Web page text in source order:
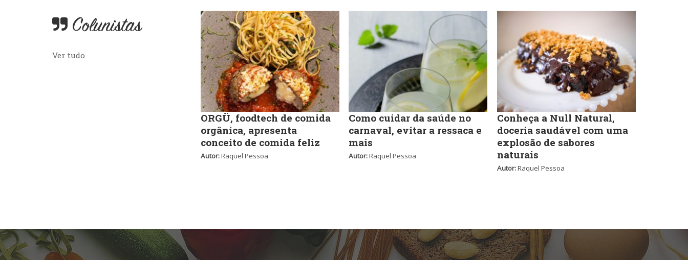
Colunistas
Ver tudo
ORGÜ, foodtech de comida
orgânica, apresenta
conceito de comida feliz
Autor:Raquel Pessoa
Como cuidar da saúde no
carnaval, evitar a ressaca e
mais
Autor:Raquel Pessoa
Conheça a Null Natural,
doceria saudável com uma
explosão de sabores
naturais
Autor:Raquel Pessoa